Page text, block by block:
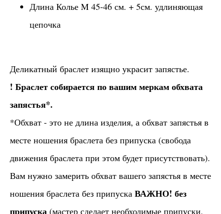
Длина Колье M 45-46 см. + 5см. удлиняющая
цепочка
Деликатный браслет изящно украсит запястье.
! Браслет собирается по вашим меркам обхвата
запястья*.
*Обхват - это не длина изделия, а обхват запястья в
месте ношения браслета без припуска (свобода
движения браслета при этом будет присутствовать).
Вам нужно замерить обхват вашего запястья в месте
ношения браслета без припуска ВАЖНО! без
припуска (мастер сделает необходимые припуски,